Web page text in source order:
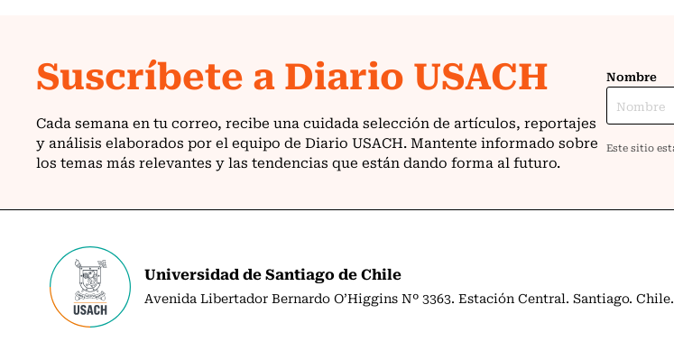
Universidad de Santiago de Chile
Avenida Libertador Bernardo O’Higgins Nº 3363. Estación Central. Santiago. Chile.